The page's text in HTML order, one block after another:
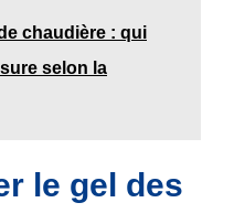
chaudière : qui
selon la
le gel des